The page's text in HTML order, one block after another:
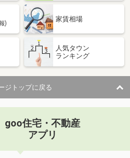
)
家賃相場
人気タウン
ランキング
ジトップに戻る
goo住宅・不動産
アプリ